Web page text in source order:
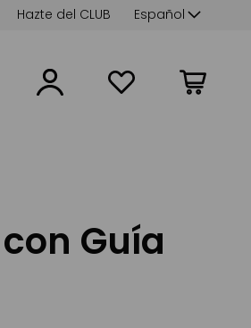
Lenguaje
Español
Hazte del CLUB
Mi cesta
Guía